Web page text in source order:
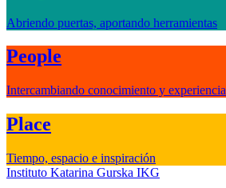
Abriendo puertas, aportando herramientas
People
Intercambiando conocimiento y experiencia
Place
Tiempo, espacio e inspiración
Instituto Katarina Gurska IKG